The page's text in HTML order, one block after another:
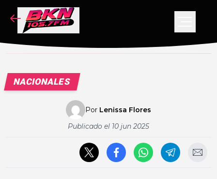
NACIONALES
Por Lenissa Flores
Publicado el 10 jun 2025